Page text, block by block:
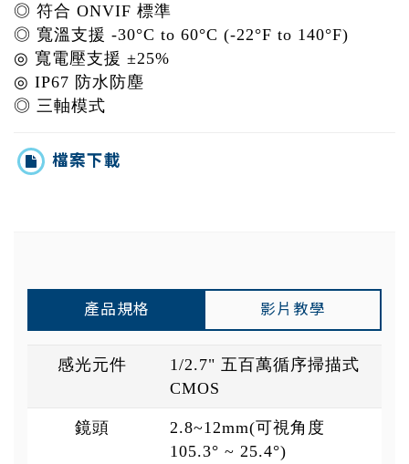
◎ 符合 ONVIF 標準
◎ 寬溫支援 -30°C to 60°C (-22°F to 140°F)
◎ 寬電壓支援 ±25%
◎ IP67 防水防塵
◎ 三軸模式
檔案下載
產品規格 影片教學
感光元件
1/2.7" 五百萬循序掃描式
CMOS
鏡頭
2.8~12mm(可視角度
105.3° ~ 25.4°)